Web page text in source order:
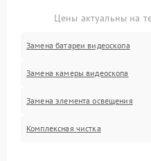
Цены актуальны на
Замена батареи видеоскопа
Замена камеры видеоскопа
Замена элемента освещения
Комплексная чистка